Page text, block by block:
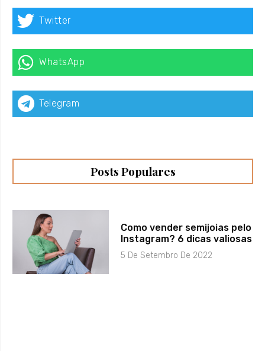
Twitter
WhatsApp
Telegram
Posts Populares
Como vender semijoias pelo
Instagram? 6 dicas valiosas
5 De Setembro De 2022